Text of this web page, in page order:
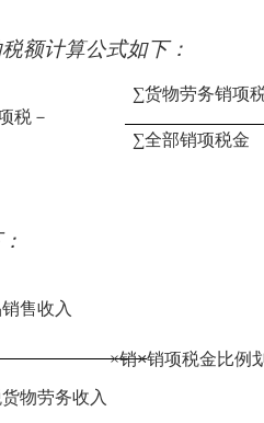
额计算公式如下：
税－
∑货物劳务销项
∑全部销项税金
售收入
×销×销项税金比例
物劳务收入